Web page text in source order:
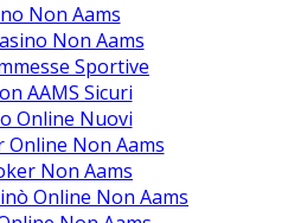
Non Aams
Non Aams
Sportive
AAMS Sicuri
Online Nuovi
Online Non Aams
Non Aams
Online Non Aams